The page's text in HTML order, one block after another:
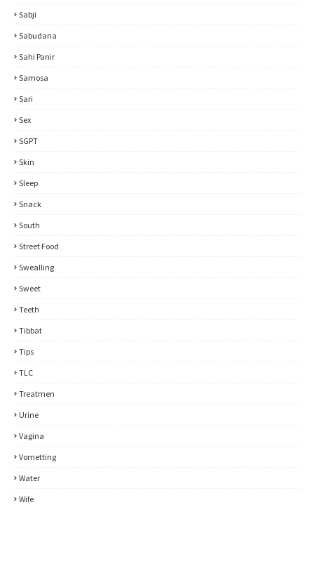
Sabji
Sabudana
Sahi Panir
Samosa
Sari
Sex
SGPT
Skin
Sleep
Snack
South
Street Food
Swealling
Sweet
Teeth
Tibbat
Tips
TLC
Treatmen
Urine
Vagina
Vometting
Water
Wife